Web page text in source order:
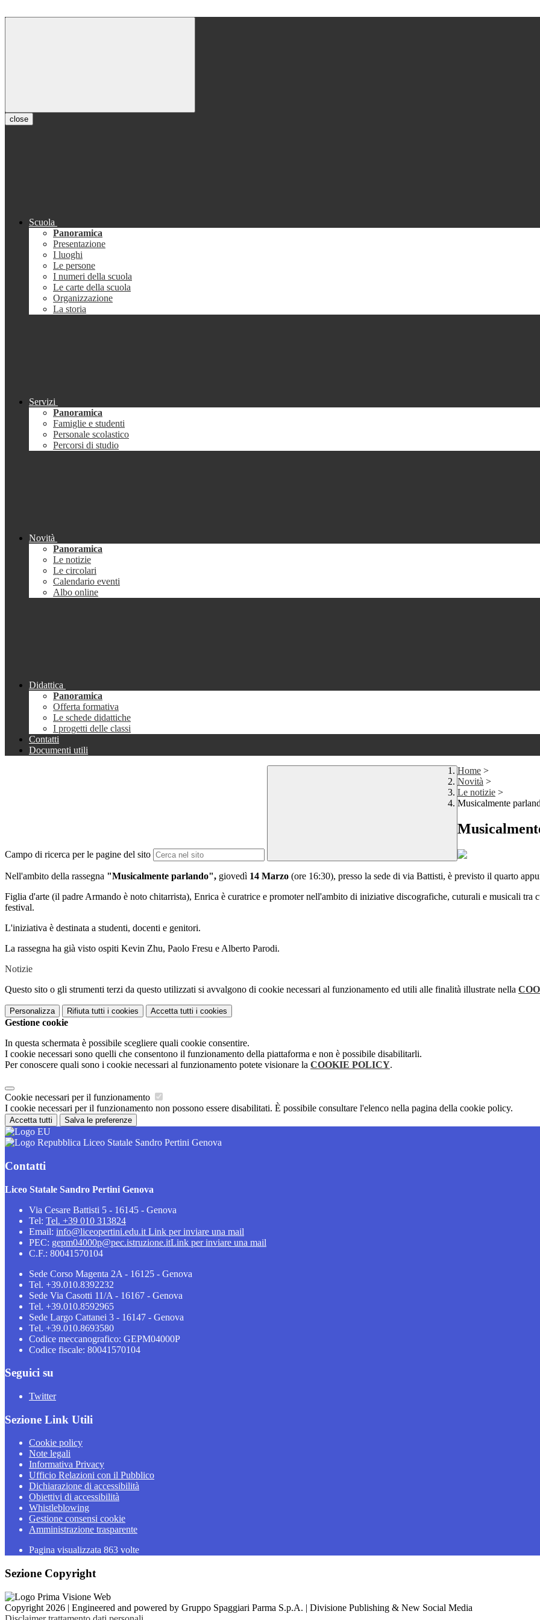
close
Scuola
Panoramica
Presentazione
I luoghi
Le persone
I numeri della scuola
Le carte della scuola
Organizzazione
La storia
Servizi
Panoramica
Famiglie e studenti
Personale scolastico
Percorsi di studio
Novità
Panoramica
Le notizie
Le circolari
Calendario eventi
Albo online
Didattica
Panoramica
Offerta formativa
Le schede didattiche
I progetti delle classi
Contatti
Documenti utili
Campo di ricerca per le pagine del sito
Home >
Novità >
Le notizie >
Musicalmente
Nell'ambito della rassegna "Musicalmente parlando", giovedì 14 Marzo (ore 16:30), presso la sede di via Battisti, è previsto il quarto
Figlia d'arte (il padre Armando è noto chitarrista), Enrica è curatrice e promoter nell'ambito di iniziative discografiche, cuturali e musicali tra
festival.
L'iniziativa è destinata a studenti, docenti e genitori.
La rassegna ha già visto ospiti Kevin Zhu, Paolo Fresu e Alberto Parodi.
Notizie
Questo sito o gli strumenti terzi da questo utilizzati si avvalgono di cookie necessari al funzionamento ed utili alle finalità illustrate nella
Personalizza Rifiuta tutti i cookies Accetta tutti i cookies
Gestione cookie
In questa schermata è possibile scegliere quali cookie consentire.
I cookie necessari sono quelli che consentono il funzionamento della piattaforma e non è possibile disabilitarli.
Per conoscere quali sono i cookie necessari al funzionamento potete visionare la COOKIE POLICY.
Cookie necessari per il funzionamento
I cookie necessari per il funzionamento non possono essere disabilitati. È possibile consultare l'elenco nella pagina della cookie policy.
Accetta tutti Salva le preferenze
Liceo Statale Sandro Pertini Genova
Contatti
Liceo Statale Sandro Pertini Genova
Via Cesare Battisti 5 - 16145 - Genova
Tel: Tel. +39 010 313824
Email: info@liceopertini.edu.it Link per inviare una mail
PEC: gepm04000p@pec.istruzione.itLink per inviare una mail
C.F.: 80041570104
Sede Corso Magenta 2A - 16125 - Genova
Tel. +39.010.8392232
Sede Via Casotti 11/A - 16167 - Genova
Tel. +39.010.8592965
Sede Largo Cattanei 3 - 16147 - Genova
Tel. +39.010.8693580
Codice meccanografico: GEPM04000P
Codice fiscale: 80041570104
Seguici su
Twitter
Sezione Link Utili
Cookie policy
Note legali
Informativa Privacy
Ufficio Relazioni con il Pubblico
Dichiarazione di accessibilità
Obiettivi di accessibilità
Whistleblowing
Gestione consensi cookie
Amministrazione trasparente
Pagina visualizzata 863 volte
Sezione Copyright
Copyright 2026 | Engineered and powered by Gruppo Spaggiari Parma S.p.A. | Divisione Publishing & New Social Media